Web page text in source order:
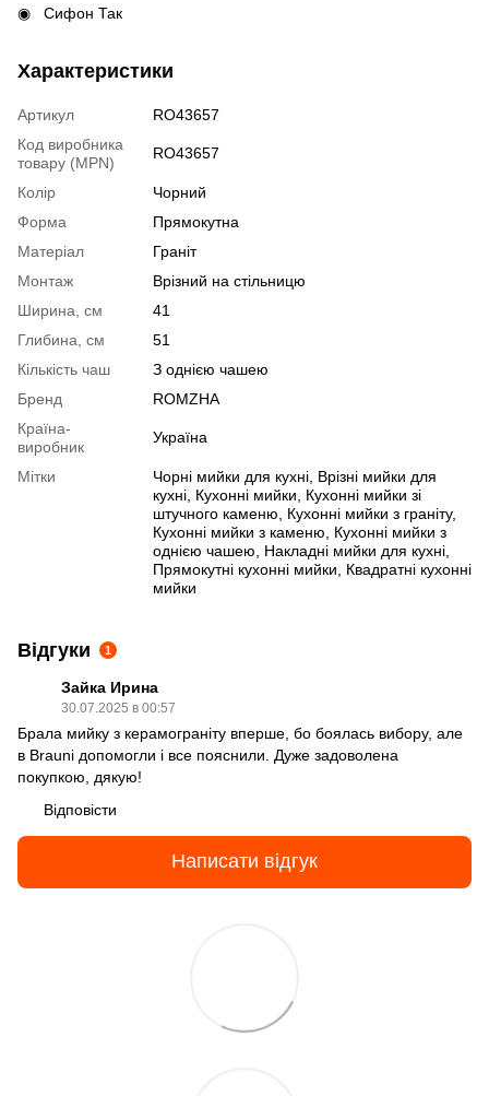
Сифон Так
Характеристики
Артикул
RO43657
Код виробника
товару (MPN)
RO43657
Колір
Чорний
Форма
Прямокутна
Матеріал
Граніт
Монтаж
Врізний на стільницю
Ширина, см
41
Глибина, см
51
Кількість чаш
З однією чашею
Бренд
ROMZHA
Країна-
виробник
Україна
Мітки Чорні мийки для кухні Врізні мийки для
кухні Кухонні мийки
Кухонні мийки зі
штучного каменю
Кухонні мийки з граніту,
Кухонні мийки з каменю
Кухонні мийки з
однією чашею
Накладні мийки для кухні
Прямокутні кухонні мийки
Квадратні кухонні
мийки
Відгуки 1
Зайка Ирина
30.07.2025 в 00:57
Брала мийку з керамограніту вперше, бо боялась вибору, але
в Brauni допомогли і все пояснили. Дуже задоволена
покупкою, дякую!
Відповісти
Написати відгук